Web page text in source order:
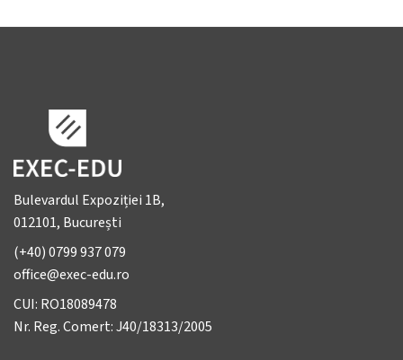
Bulevardul Expoziției 1B,
012101, București
(+40) 0799 937 079
office@exec-edu.ro
CUI: RO18089478
Nr. Reg. Comert: J40/18313/2005